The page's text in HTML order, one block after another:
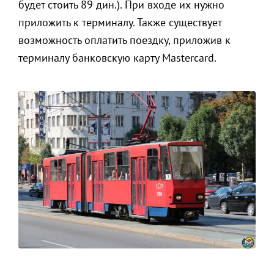
будет стоить 89 дин.). При входе их нужно
приложить к терминалу. Также существует
возможность оплатить поездку, приложив к
терминалу банковскую карту Mastercard.